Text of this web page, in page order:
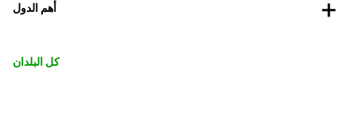
أهم الدول
كل البلدان